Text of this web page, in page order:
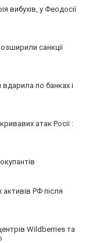
вибухів, у Феодосії
санкції
вдарила по банках і
атак Росії :
РФ після
Wildberries та